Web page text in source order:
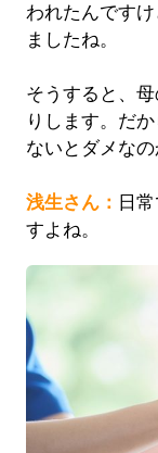
われたんです
ましたね。
そうすると、
りします。だ
ないとダメなの
浅生さん： 日
すよね。